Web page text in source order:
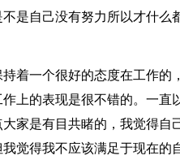
是自己没有努力所以才什么
着一个很好的态度在工作的，
上的表现是很不错的。一直
家是有目共睹的，我觉得自
觉得我不应该满足于现在的